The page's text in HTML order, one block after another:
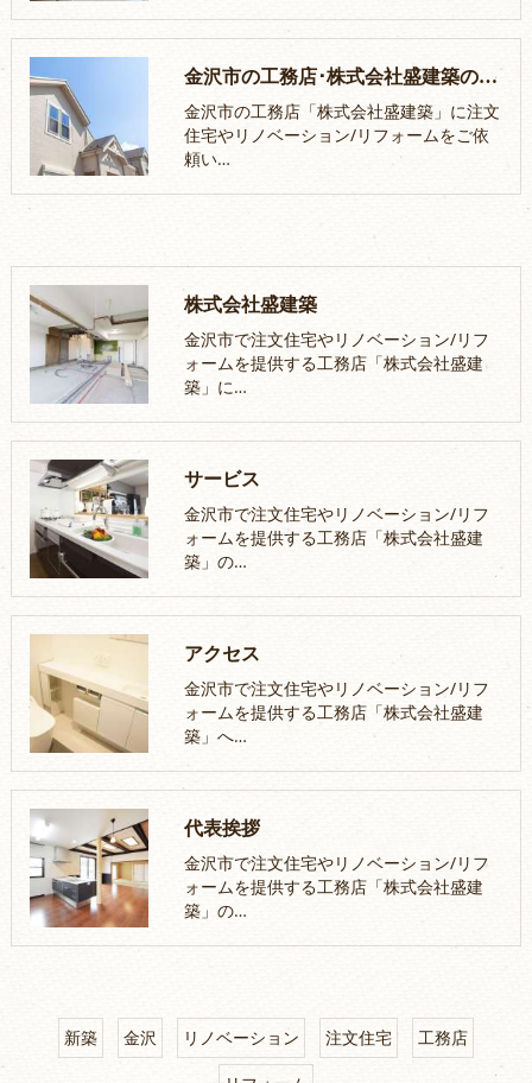
金沢市の工務店･株式会社盛建築のお客様の声
金沢市の工務店「株式会社盛建築」に注文
住宅やリノベーション/リフォームをご依
頼い…
株式会社盛建築
金沢市で注文住宅やリノベーション/リフ
ォームを提供する工務店「株式会社盛建
築」に…
サービス
金沢市で注文住宅やリノベーション/リフ
ォームを提供する工務店「株式会社盛建
築」の…
アクセス
金沢市で注文住宅やリノベーション/リフ
ォームを提供する工務店「株式会社盛建
築」へ…
代表挨拶
金沢市で注文住宅やリノベーション/リフ
ォームを提供する工務店「株式会社盛建
築」の…
新築 金沢 リノベーション 注文住宅 工務店